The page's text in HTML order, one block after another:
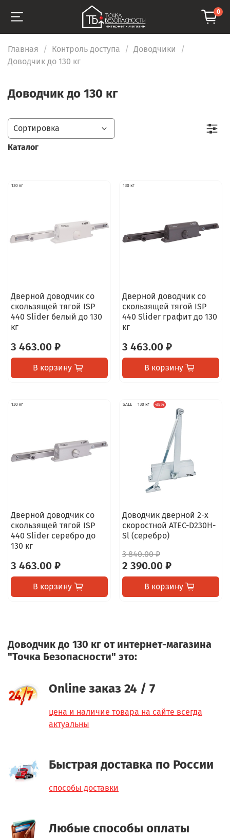
0
Главная Контроль доступа
Доводчики
Доводчик до 130 кг
Доводчик до 130 кг
130 кг
Дверной доводчик со
скользящей тягой ISP
440 Slider белый до 130
кг
3 463.00 ₽
В корзину
130 кг
Дверной доводчик со
скользящей тягой ISP
440 Slider графит до 130
кг
3 463.00 ₽
В корзину
130 кг
Дверной доводчик со
скользящей тягой ISP
440 Slider серебро до
130 кг
3 463.00 ₽
В корзину
SALE 130 кг -38%
Доводчик дверной 2-х
скоростной ATEC-D230H-
Sl (серебро)
3 840.00 ₽
2 390.00 ₽
В корзину
Доводчик до 130 кг от интернет-магазина
"Точка Безопасности" это:
Online заказ 24 / 7
цена и наличие товара на сайте всегда
актуальны
Быстрая доставка по России
способы доставки
Любые способы оплаты
Каталог